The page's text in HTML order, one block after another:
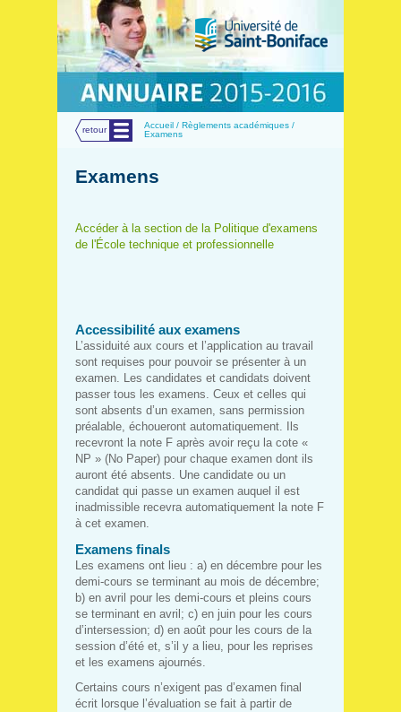
retour Menu
Accueil / Règlements académiques /
Examens
Examens
Accéder à la section de la Politique d'examens
de l'École technique et professionnelle
Accessibilité aux examens
L’assiduité aux cours et l’application au travail
sont requises pour pouvoir se présenter à un
examen. Les candidates et candidats doivent
passer tous les examens. Ceux et celles qui
sont absents d’un examen, sans permission
préalable, échoueront automatiquement. Ils
recevront la note F après avoir reçu la cote «
NP » (No Paper) pour chaque examen dont ils
auront été absents. Une candidate ou un
candidat qui passe un examen auquel il est
inadmissible recevra automatiquement la note F
à cet examen.
Examens finals
Les examens ont lieu : a) en décembre pour les
demi-cours se terminant au mois de décembre;
b) en avril pour les demi-cours et pleins cours
se terminant en avril; c) en juin pour les cours
d’intersession; d) en août pour les cours de la
session d’été et, s’il y a lieu, pour les reprises
et les examens ajournés.
Certains cours n’exigent pas d’examen final
écrit lorsque l’évaluation se fait à partir de